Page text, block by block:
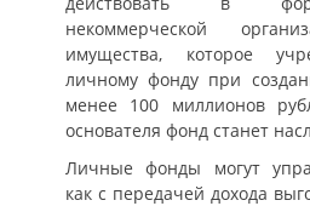
некоммерческой
имущества, которое
личному фонду при
менее 100 миллионов
основателя фонд станет
Личные фонды могут
как с передачей дохода